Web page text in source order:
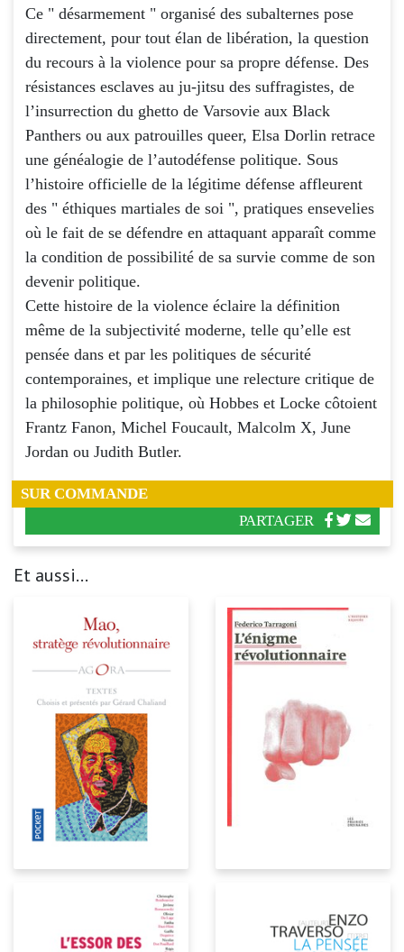
Ce " désarmement " organisé des subalternes pose
directement, pour tout élan de libération, la question
du recours à la violence pour sa propre défense. Des
résistances esclaves au ju-jitsu des suffragistes, de
l’insurrection du ghetto de Varsovie aux Black
Panthers ou aux patrouilles queer, Elsa Dorlin retrace
une généalogie de l’autodéfense politique. Sous
l’histoire officielle de la légitime défense affleurent
des " éthiques martiales de soi ", pratiques ensevelies
où le fait de se défendre en attaquant apparaît comme
la condition de possibilité de sa survie comme de son
devenir politique.
Cette histoire de la violence éclaire la définition
même de la subjectivité moderne, telle qu’elle est
pensée dans et par les politiques de sécurité
contemporaines, et implique une relecture critique de
la philosophie politique, où Hobbes et Locke côtoient
Frantz Fanon, Michel Foucault, Malcolm X, June
Jordan ou Judith Butler.
SUR COMMANDE
PARTAGER
Et aussi...